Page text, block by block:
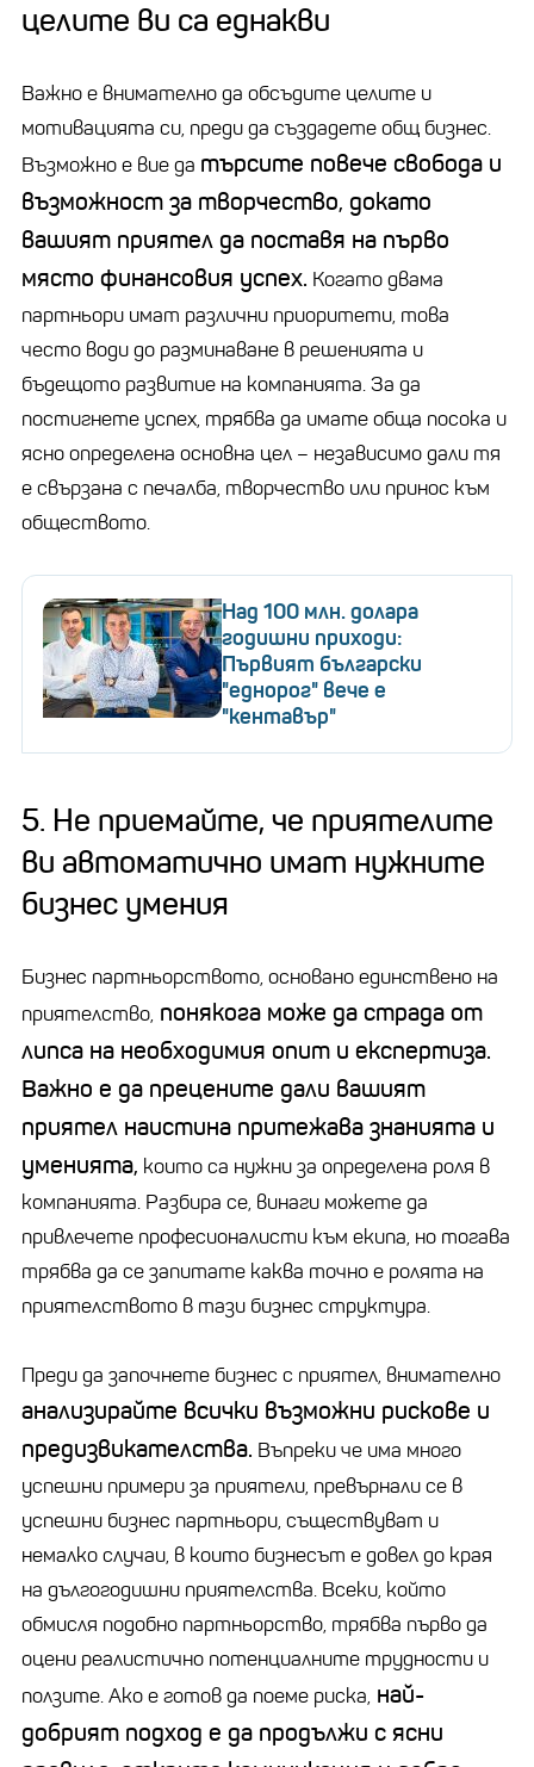
целите ви са еднакви
Важно е внимателно да обсъдите целите и
мотивацията си, преди да създадете общ бизнес.
Възможно е вие да търсите повече свобода и
възможност за творчество, докато
вашият приятел да поставя на първо
място финансовия успех. Когато двама
партньори имат различни приоритети, това
често води до разминаване в решенията и
бъдещото развитие на компанията. За да
постигнете успех, трябва да имате обща посока и
ясно определена основна цел – независимо дали тя
е свързана с печалба, творчество или принос към
обществото.
Над 100 млн. долара
годишни приходи:
Първият български
"еднорог" вече е
"кентавър"
5. Не приемайте, че приятелите
ви автоматично имат нужните
бизнес умения
Бизнес партньорството, основано единствено на
приятелство, понякога може да страда от
липса на необходимия опит и експертиза.
Важно е да прецените дали вашият
приятел наистина притежава знанията и
уменията, които са нужни за определена роля в
компанията. Разбира се, винаги можете да
привлечете професионалисти към екипа, но тогава
трябва да се запитате каква точно е ролята на
приятелството в тази бизнес структура.
Преди да започнете бизнес с приятел, внимателно
анализирайте всички възможни рискове и
предизвикателства. Въпреки че има много
успешни примери за приятели, превърнали се в
успешни бизнес партньори, съществуват и
немалко случаи, в които бизнесът е довел до края
на дългогодишни приятелства. Всеки, който
обмисля подобно партньорство, трябва първо да
оцени реалистично потенциалните трудности и
ползите. Ако е готов да поеме риска, най-
добрият подход е да продължи с ясни